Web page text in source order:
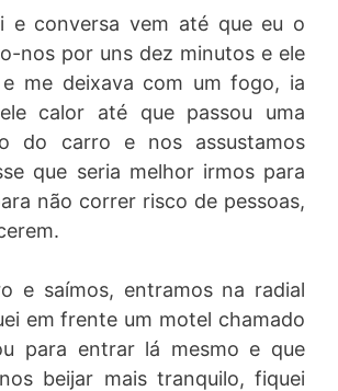
e conversa vem até que eu o
nos por uns dez minutos e ele
e me deixava com um fogo, ia
calor até que passou uma
do carro e nos assustamos
que seria melhor irmos para
não correr risco de pessoas,
e saímos, entramos na radial
em frente um motel chamado
para entrar lá mesmo e que
beijar mais tranquilo, fiquei